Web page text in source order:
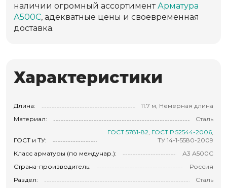
наличии огромный ассортиментАрматура
А500С, адекватные цены и своевременная
доставка.
Характеристики
Длина:
11.7 м, Немерная длина
Материал:
Сталь
ГОСТ и ТУ:
ГОСТ 5781-82 ГОСТ Р 52544-2006
ТУ 14-1-5580-2009
Класс арматуры (по междунар.):
А3 А500С
Страна-производитель:
Россия
Раздел:
Сталь